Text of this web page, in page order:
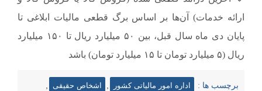
ارائه خدمات) آن‌ها بر اساس برگ قطعی مالیات ابلاغی تا
پایان دی ماه سال قبل، بین ۵۰ میلیارد ریال تا ۱۵۰ میلیارد
ریال (۵ میلیارد تومان تا ۱۵ میلیارد تومان) باشد
برچسب ها : اداره امور مالیاتی کشور , اشخاص حقیقی ,